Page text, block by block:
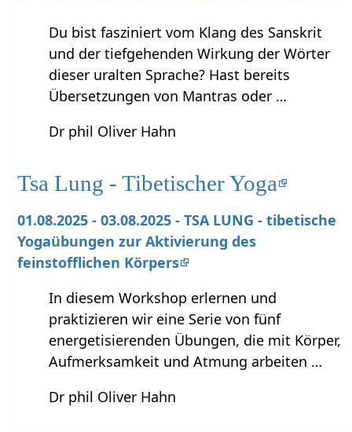
Du bist fasziniert vom Klang des Sanskrit
und der tiefgehenden Wirkung der Wörter
dieser uralten Sprache? Hast bereits
Übersetzungen von Mantras oder …
Dr phil Oliver Hahn
Tsa Lung - Tibetischer Yoga
01.08.2025 - 03.08.2025 - TSA LUNG - tibetische
Yogaübungen zur Aktivierung des
feinstofflichen Körpers
In diesem Workshop erlernen und
praktizieren wir eine Serie von fünf
energetisierenden Übungen, die mit Körper,
Aufmerksamkeit und Atmung arbeiten …
Dr phil Oliver Hahn